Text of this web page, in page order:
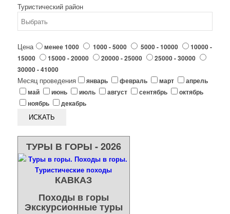
Туристический район
Цена менее 1000 1000 - 5000 5000 - 10000
10000 -
15000
15000 - 20000 20000 - 25000
25000 - 30000
30000 - 41000
Месяц проведения январь февраль март
апрель
май
июнь июль август сентябрь
октябрь
ноябрь
декабрь
ТУРЫ В ГОРЫ - 2026
КАВКАЗ
Походы в горы
Экскурсионные туры